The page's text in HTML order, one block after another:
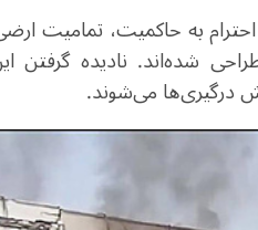
به حاکمیت، تمامیت
شده‌اند. نادیده
درگیری‌ها می‌شوند.